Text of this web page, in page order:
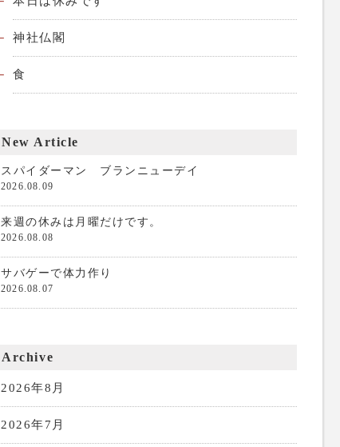
神社仏閣
食
New Article
スパイダーマン ブランニューデイ
2026.08.09
来週の休みは月曜だけです。
2026.08.08
サバゲーで体力作り
2026.08.07
Archive
2026年8月
2026年7月